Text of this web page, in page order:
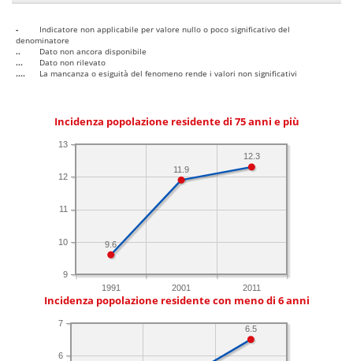
-
Indicatore non applicabile per valore nullo o poco significativo del
denominatore
..
Dato non ancora disponibile
...
Dato non rilevato
....
La mancanza o esiguità del fenomeno rende i valori non significativi
Incidenza popolazione residente di 75 anni e più
1991 2001 2011
9
10
11
12
13
12.3
11.9
9.6
Incidenza popolazione residente con meno di 6 anni
6
7
6.5